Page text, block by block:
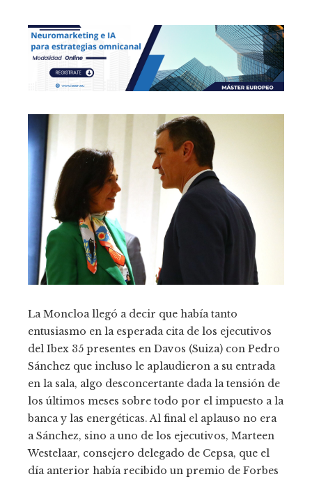
La Moncloa llegó a decir que había tanto
entusiasmo en la esperada cita de los ejecutivos
del Ibex 35 presentes en Davos (Suiza) con Pedro
Sánchez que incluso le aplaudieron a su entrada
en la sala, algo desconcertante dada la tensión de
los últimos meses sobre todo por el impuesto a la
banca y las energéticas. Al final el aplauso no era
a Sánchez, sino a uno de los ejecutivos, Marteen
Westelaar, consejero delegado de Cepsa, que el
día anterior había recibido un premio de Forbes